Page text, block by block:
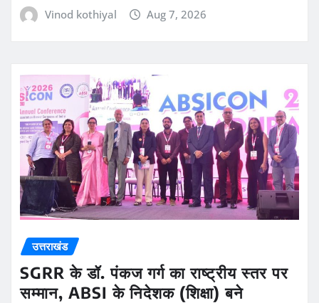
Vinod kothiyal Aug 7, 2026
उत्तराखंड
SGRR के डॉ. पंकज गर्ग का राष्ट्रीय स्तर पर
सम्मान, ABSI के निदेशक (शिक्षा) बने